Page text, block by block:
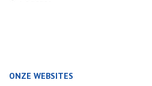
ONZE WEBSITES